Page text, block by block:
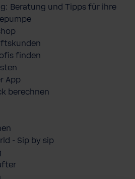
Beratung und Tipps für ihre
finden
App
berechnen
- Sip by sip